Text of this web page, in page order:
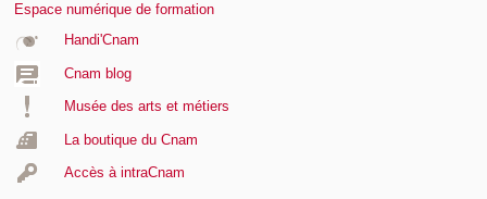
Espace numérique de formation
Handi'Cnam
Cnam blog
Musée des arts et métiers
La boutique du Cnam
Accès à intraCnam